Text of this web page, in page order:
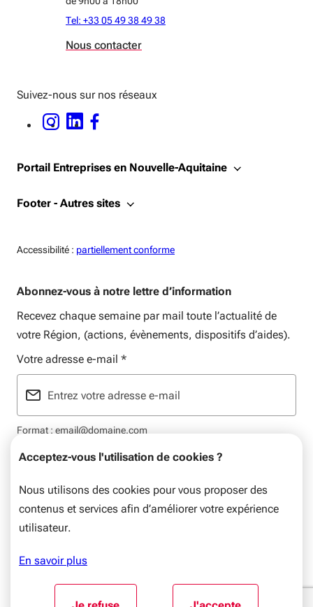
Acceptez-vous l'utilisation de cookies ?
Nous utilisons des cookies pour vous proposer des
contenus et services afin d’améliorer votre expérience
utilisateur.
En savoir plus
Tel: +33 05 49 38 49 38
Nous contacter
Suivez-nous sur nos réseaux
INSTAGRAM - OUVERTURE DANS UNE NOUVELLE FENÊTRE
LINKEDIN - OUVERTURE DANS UNE NOUVELLE FENÊTRE
FACEBOOK - OUVERTURE DANS UNE NOUVELLE FENÊTRE
Portail Entreprises en Nouvelle-Aquitaine
Footer - Autres sites
Accessibilité : Accessiblité:
partiellement conforme
Abonnez-vous à notre lettre d’information
Recevez chaque semaine par mail toute l’actualité de
votre Région, (actions, évènements, dispositifs d’aides).
Votre adresse e-mail *
Format : email@domaine.com
Mentions légales
Aller au début du contenu